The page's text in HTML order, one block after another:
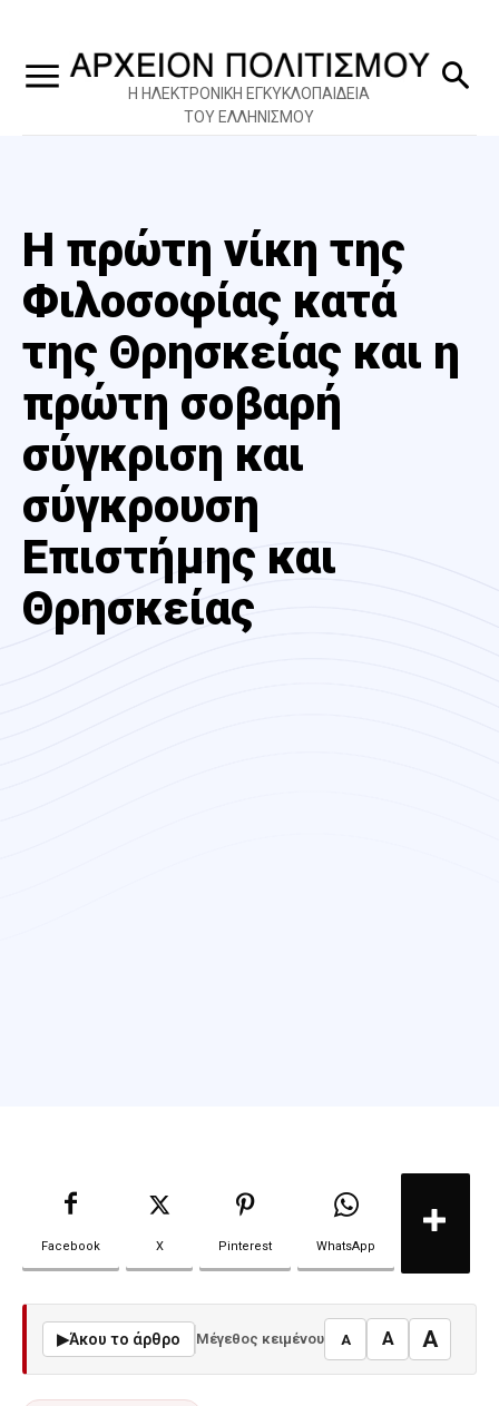
Η ΗΛΕΚΤΡΟΝΙΚΗ ΕΓΚΥΚΛΟΠΑΙΔΕΙΑ
ΤΟΥ ΕΛΛΗΝΙΣΜΟΥ
Η πρώτη νίκη της
Φιλοσοφίας κατά
της Θρησκείας και η
πρώτη σοβαρή
σύγκριση και
σύγκρουση
Επιστήμης και
Θρησκείας
Facebook X Pinterest WhatsApp
▶Άκου το άρθρο Μέγεθος κειμένου A A A